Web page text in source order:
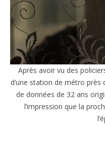
Après avoir vu des
d’une station de métro près
de données de 32 ans
l’impression que la